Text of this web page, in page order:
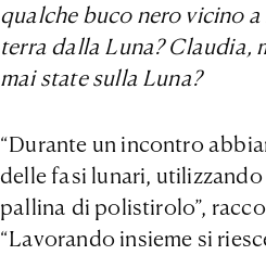
qualche buco nero vicino
terra dalla Luna? Claudia,
mai state sulla Luna?
“Durante un incontro
delle fasi lunari,
pallina di polistirolo”,
“Lavorando insieme si